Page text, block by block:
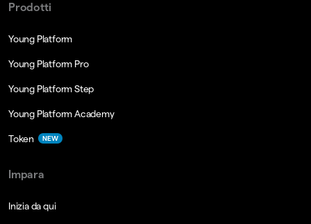
Prodotti
Young Platform
Young Platform Pro
Young Platform Step
Young Platform Academy
Token NEW
Impara
Inizia da qui